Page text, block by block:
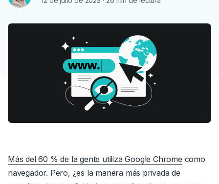
Más del 60 % de la gente utiliza Google Chrome como
navegador. Pero, ¿es la manera más privada de